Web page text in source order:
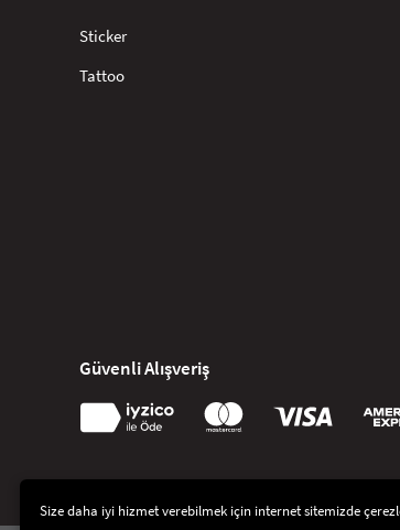
Sticker
Tattoo
Güvenli Alışveriş
Size daha iyi hizmet verebilmek için internet sitemizde